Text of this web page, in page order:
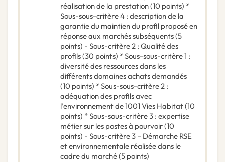
réalisation de la prestation (10 points) *
Sous-sous-critère 4 : description de la
garantie du maintien du profil proposé en
réponse aux marchés subséquents (5
points) - Sous-critère 2 : Qualité des
profils (30 points) * Sous-sous-critère 1 :
diversité des ressources dans les
différents domaines achats demandés
(10 points) * Sous-sous-critère 2 :
adéquation des profils avec
l’environnement de 1001 Vies Habitat (10
points) * Sous-sous-critère 3 : expertise
métier sur les postes à pourvoir (10
points) - Sous-critère 3 – Démarche RSE
et environnementale réalisée dans le
cadre du marché (5 points)